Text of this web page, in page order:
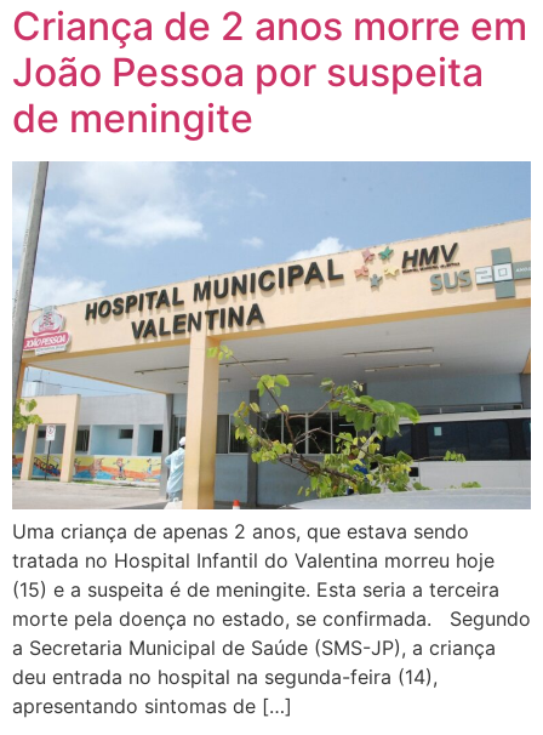
Criança de 2 anos morre em
João Pessoa por suspeita
de meningite
Uma criança de apenas 2 anos, que estava sendo
tratada no Hospital Infantil do Valentina morreu hoje
(15) e a suspeita é de meningite. Esta seria a terceira
morte pela doença no estado, se confirmada. Segundo
a Secretaria Municipal de Saúde (SMS-JP), a criança
deu entrada no hospital na segunda-feira (14),
apresentando sintomas de […]